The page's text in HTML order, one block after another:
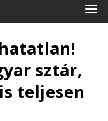
sztár,
teljesen